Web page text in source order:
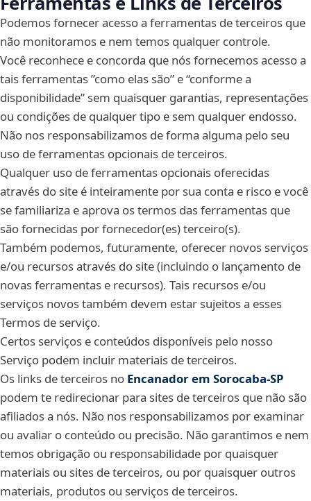
Podemos fornecer acesso a ferramentas de terceiros que
não monitoramos e nem temos qualquer controle.
Você reconhece e concorda que nós fornecemos acesso a
tais ferramentas ”como elas são” e “conforme a
disponibilidade” sem quaisquer garantias, representações
ou condições de qualquer tipo e sem qualquer endosso.
Não nos responsabilizamos de forma alguma pelo seu
uso de ferramentas opcionais de terceiros.
Qualquer uso de ferramentas opcionais oferecidas
através do site é inteiramente por sua conta e risco e você
se familiariza e aprova os termos das ferramentas que
são fornecidas por fornecedor(es) terceiro(s).
Também podemos, futuramente, oferecer novos serviços
e/ou recursos através do site (incluindo o lançamento de
novas ferramentas e recursos). Tais recursos e/ou
serviços novos também devem estar sujeitos a esses
Termos de serviço.
Certos serviços e conteúdos disponíveis pelo nosso
Serviço podem incluir materiais de terceiros.
Os links de terceiros no Encanador em Sorocaba‑SP
podem te redirecionar para sites de terceiros que não são
afiliados a nós. Não nos responsabilizamos por examinar
ou avaliar o conteúdo ou precisão. Não garantimos e nem
temos obrigação ou responsabilidade por quaisquer
materiais ou sites de terceiros, ou por quaisquer outros
materiais, produtos ou serviços de terceiros.